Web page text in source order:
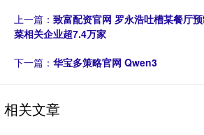
上一篇： 致富配资官网 罗永浩吐槽某餐厅
菜相关企业超7.4万家
下一篇： 华宝多策略官网 Qwen3
相关文章